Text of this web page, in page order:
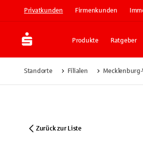
Privatkunden Firmenkunden
Produkte Ratgeber
Standorte Filialen
Zurück zur Liste